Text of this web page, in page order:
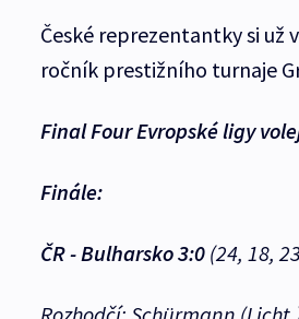
České reprezentantky si
ročník prestižního turnaje
Final Four Evropské ligy
Finále:
ČR - Bulharsko 3:0(24, 18,